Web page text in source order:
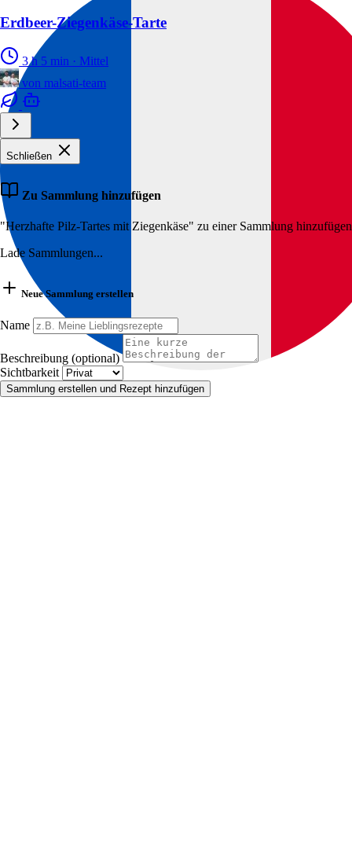
Erdbeer-Ziegenkäse-Tarte
3 h 5 min · Mittel
von malsati-team
Schließen
Zu Sammlung hinzufügen
"Herzhafte Pilz-Tartes mit Ziegenkäse" zu einer Sammlung hinzufügen
Lade Sammlungen...
Neue Sammlung erstellen
Name
Beschreibung (optional)
Sichtbarkeit
Sammlung erstellen und Rezept hinzufügen